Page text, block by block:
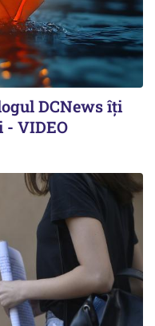
DCNews îți
- VIDEO